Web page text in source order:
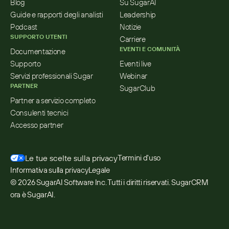
Blog
Guide e rapporti degli analisti
Podcast
SUPPORTO UTENTI
Documentazione
Supporto
Servizi professionali Sugar
PARTNER
Partner a servizio completo
Consulenti tecnici
Accesso partner
Su SugarAI
Leadership
Notizie
Carriere
EVENTI E COMUNITÀ
Eventi live
Webinar
SugarClub
Le tue scelte sulla privacyTermini d'uso
Informativa sulla privacyLegale
© 2026 SugarAI Software Inc. Tutti i diritti riservati. SugarCRM
ora è SugarAI.